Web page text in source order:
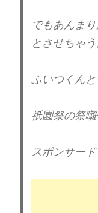
でもあんま
とさせちゃ
ふいつくん
祇園祭の祭
スポンサー